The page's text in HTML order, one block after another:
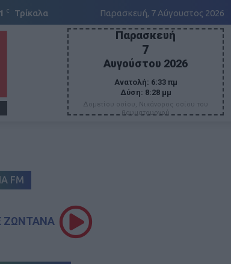
C Τρίκαλα Παρασκευή, 7 Αύγουστος 2026
Παρασκευή
7
Αυγούστου 2026
Ανατολή: 6:33 πμ
Δύση: 8:28 μμ
Δομετίου οσίου, Νικάνορος οσίου του
θαυματουργού
FM
ΖΩΝΤΑΝΑ